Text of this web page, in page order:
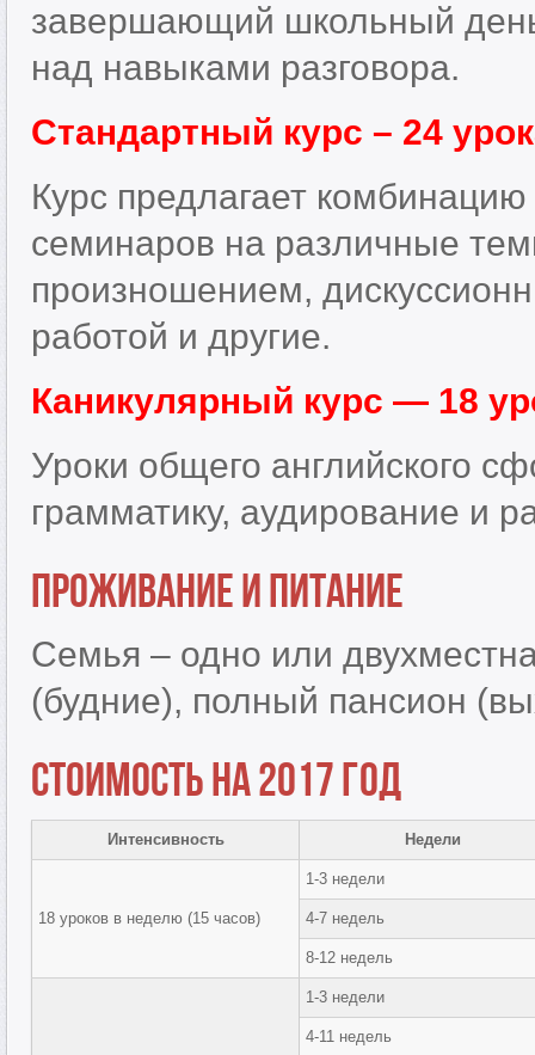
завершающий школьный
над навыками разговора.
Стандартный курс – 24
Курс предлагает
семинаров на различные
произношением,
работой и другие.
Каникулярный курс — 18
Уроки общего английского
грамматику, аудирование и
Проживание и питание
Семья – одно или
(будние), полный пансион
Стоимость на 2017 год
Интенсивность Недели
18 уроков в неделю (15 часов)
1-3 недели
4-7 недель
8-12 недель
1-3 недели
4-11 недель